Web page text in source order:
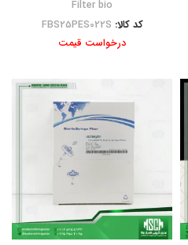
Filter bio
کد کالا: FBS25PES022S
درخواست قیمت